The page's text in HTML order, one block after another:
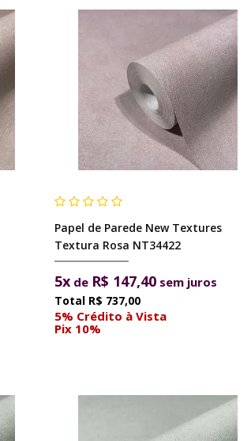
Papel de Parede New Textures
Textura Rosa NT34422
5xde R$ 147,40sem juros
R$ 737,00
5% Crédito à Vista
Pix 10%